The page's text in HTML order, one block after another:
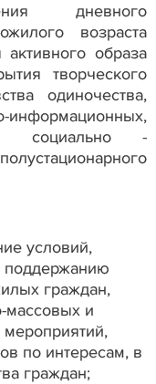
дневного
возраста
образа
творческого
одиночества,
социально -
условий,
граждан,
массовых и
по интересам, в
граждан;